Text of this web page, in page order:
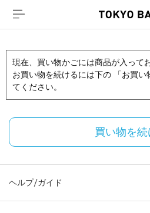
現在、買い物かごには商品が入って
お買い物を続けるには下の 「お買
てください。
買い物を続
ヘルプ/ガイド